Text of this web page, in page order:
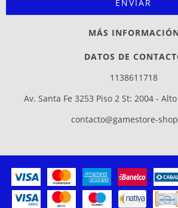
MÁS INFORMACIÓN
DATOS DE
1138611718
Av. Santa Fe 3253 Piso 2 St: 2004 -
contacto@gamestore-